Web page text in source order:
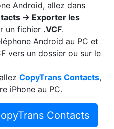
Android, allez dans
→ Exporter les
un fichier .VCF.
Android au PC et
vers un dossier ou sur le
CopyTrans Contacts,
iPhone au PC.
Contacts